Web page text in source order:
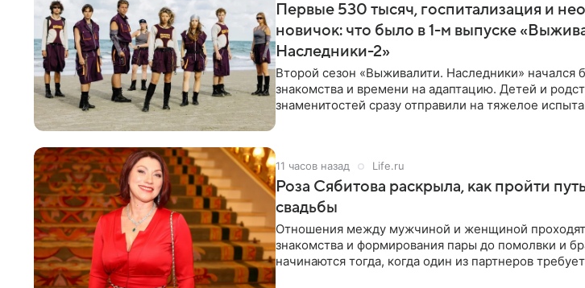
Первые 530 тысяч, госпитализация и
новичок: что было в 1-м выпуске
Наследники-2»
Второй сезон «Выживалити. Наследники» начался
знакомства и времени на адаптацию. Детей и
знаменитостей сразу отправили на тяжелое
11 часов назад Life.ru
Роза Сябитова раскрыла, как пройти
свадьбы
Отношения между мужчиной и женщиной проходят
знакомства и формирования пары до помолвки и
начинаются тогда, когда один из партнеров